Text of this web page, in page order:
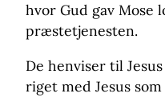
hvor Gud gav Mose
præstetjenesten.
De henviser til
riget med Jesus